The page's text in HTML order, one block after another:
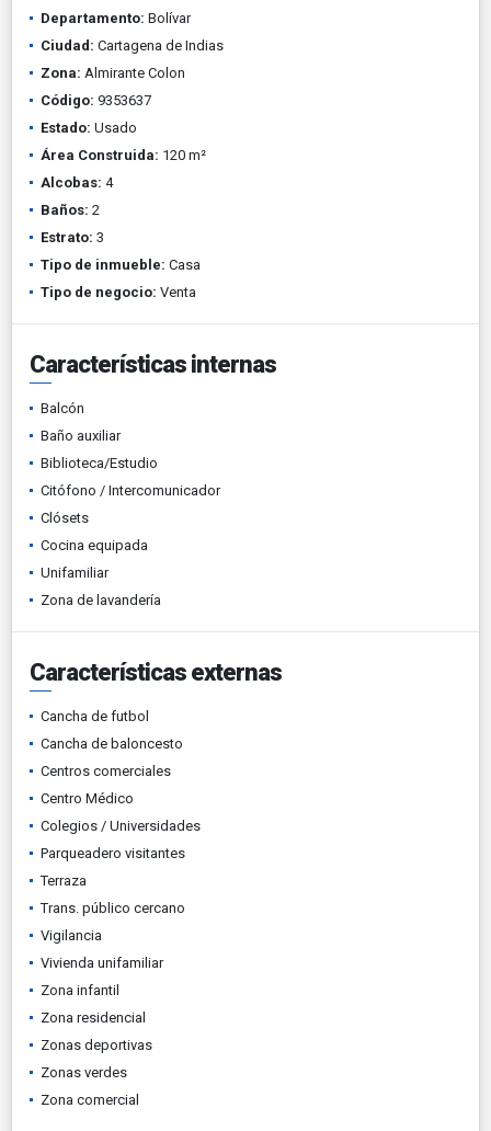
Departamento: Bolívar
Ciudad: Cartagena de Indias
Zona: Almirante Colon
Código: 9353637
Estado: Usado
Área Construida: 120 m²
Alcobas: 4
Baños: 2
Estrato: 3
Tipo de inmueble: Casa
Tipo de negocio: Venta
Características internas
Balcón
Baño auxiliar
Biblioteca/Estudio
Citófono / Intercomunicador
Clósets
Cocina equipada
Unifamiliar
Zona de lavandería
Características externas
Cancha de futbol
Cancha de baloncesto
Centros comerciales
Centro Médico
Colegios / Universidades
Parqueadero visitantes
Terraza
Trans. público cercano
Vigilancia
Vivienda unifamiliar
Zona infantil
Zona residencial
Zonas deportivas
Zonas verdes
Zona comercial